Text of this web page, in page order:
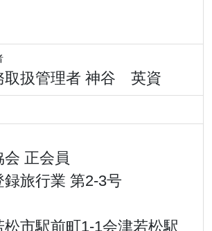
取扱管理者 神谷 英資
正会員
旅行業 第2-3号
市駅前町1-1会津若松駅